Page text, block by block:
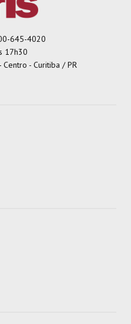
645-4020
17h30
- Curitiba / PR